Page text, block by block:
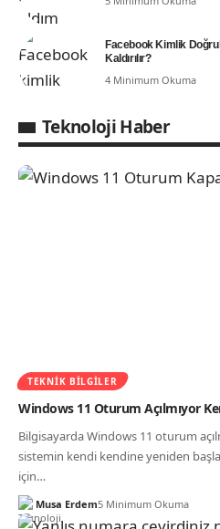
Facebook Kimlik
Kaldırılır?
4 Minimum Okuma
Teknoloji Haber
TEKNIK BILGILER
Windows 11 Oturum Açılmıyor
Bilgisayarda Windows 11 oturum
sistemin kendi kendine yeniden
için…
Musa Erdem5 Minimum Okuma